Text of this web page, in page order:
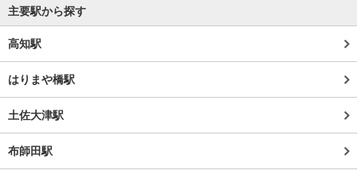
主要駅から探す
高知駅
はりまや橋駅
土佐大津駅
布師田駅